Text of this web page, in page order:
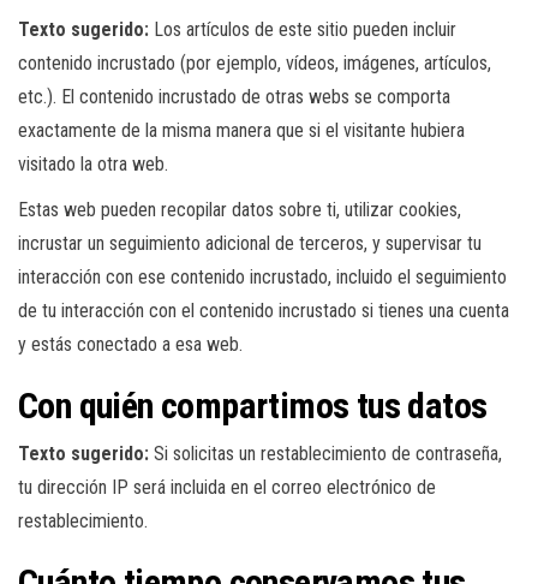
Texto sugerido: Los artículos de este sitio pueden incluir
contenido incrustado (por ejemplo, vídeos, imágenes, artículos,
etc.). El contenido incrustado de otras webs se comporta
exactamente de la misma manera que si el visitante hubiera
visitado la otra web.
Estas web pueden recopilar datos sobre ti, utilizar cookies,
incrustar un seguimiento adicional de terceros, y supervisar tu
interacción con ese contenido incrustado, incluido el seguimiento
de tu interacción con el contenido incrustado si tienes una cuenta
y estás conectado a esa web.
Con quién compartimos tus datos
Texto sugerido: Si solicitas un restablecimiento de contraseña,
tu dirección IP será incluida en el correo electrónico de
restablecimiento.